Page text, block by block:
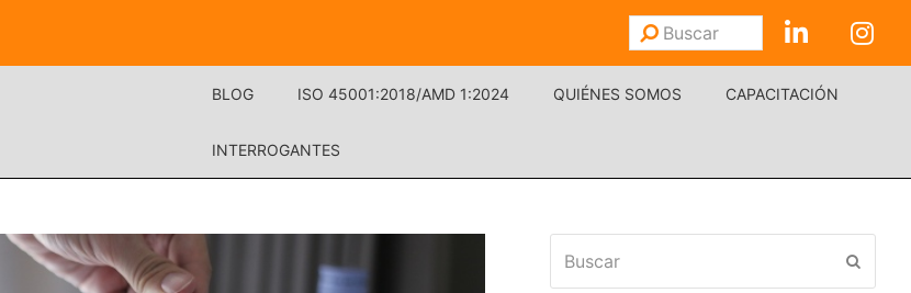
Buscar
BLOG ISO 45001:2018/AMD 1:2024 QUIÉNES SOMOS CAPACITACIÓN
INTERROGANTES